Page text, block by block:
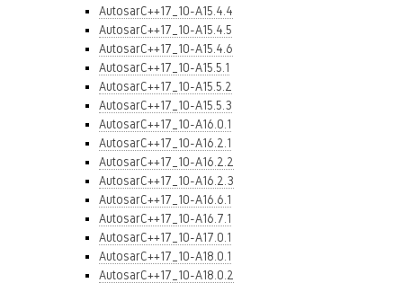
AutosarC++17_10-A15.4.4
AutosarC++17_10-A15.4.5
AutosarC++17_10-A15.4.6
AutosarC++17_10-A15.5.1
AutosarC++17_10-A15.5.2
AutosarC++17_10-A15.5.3
AutosarC++17_10-A16.0.1
AutosarC++17_10-A16.2.1
AutosarC++17_10-A16.2.2
AutosarC++17_10-A16.2.3
AutosarC++17_10-A16.6.1
AutosarC++17_10-A16.7.1
AutosarC++17_10-A17.0.1
AutosarC++17_10-A18.0.1
AutosarC++17_10-A18.0.2